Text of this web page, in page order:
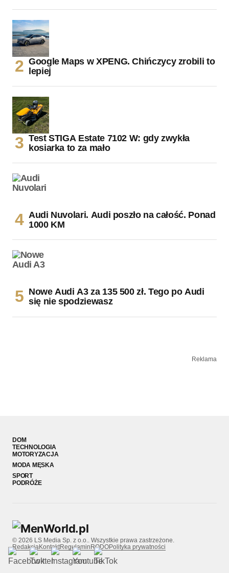
Google Maps w XPENG. Chińczycy zrobili to
lepiej
Test STIGA Estate 7102 W: gdy zwykła
kosiarka to za mało
Audi Nuvolari. Audi poszło na całość. Ponad
1000 KM
Nowe Audi A3 za 135 500 zł. Tego po Audi
się nie spodziewasz
Reklama
DOM
TECHNOLOGIA
MOTORYZACJA
MODA MĘSKA
SPORT
PODRÓŻE
© 2026 LS Media Sp. z o.o.. Wszystkie prawa zastrzeżone.
RedakcjaKontaktRegulamin RODOPolityka prywatności